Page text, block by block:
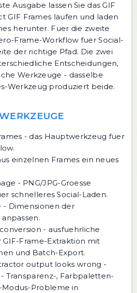
Ausgabe lassen Sie das GIF
GIF Frames laufen und laden
herunter. Fuer die zweite
Frame-Workflow fuer Social-
der richtige Pfad. Die zwei
Entscheidungen,
Werkzeuge - dasselbe
Werkzeug produziert beide.
- das Hauptwerkzeug fuer
einzelnen Frames ein neues
- PNG/JPG-Groesse
schnelleres Social-Laden.
- Dimensionen der
- ausfuehrliche
Frame-Extraktion mit
und Batch-Export.
output looks wrong -
- Transparenz-, Farbpaletten-
Modus-Probleme in